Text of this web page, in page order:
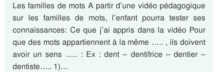
Les familles de mots A partir d’une vidéo pédagogique
sur les familles de mots, l’enfant pourra tester ses
connaissances: Ce que j’ai appris dans la vidéo Pour
que des mots appartiennent à la même ….. , ils doivent
avoir un sens ….. : Ex : dent – dentifrice – dentier –
dentiste….. 1)…